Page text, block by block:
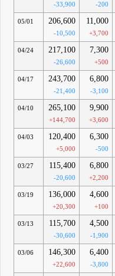
-33,900 -200
05/01 206,600
-10,500
11,000
+3,700
04/24 217,100
-26,600
7,300
+500
04/17 243,700
-21,400
6,800
-3,100
04/10 265,100
+144,700
9,900
+3,600
04/03 120,400
+5,000
6,300
-500
03/27 115,400
-20,600
6,800
+2,200
03/19 136,000
+20,300
4,600
+100
03/13 115,700
-30,600
4,500
-1,900
03/06 146,300
+22,600
6,400
-3,800